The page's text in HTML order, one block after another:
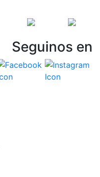
Seguinos en